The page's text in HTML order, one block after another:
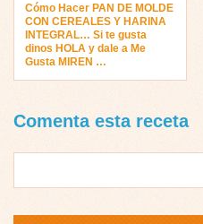
Cómo Hacer PAN DE MOLDE
CON CEREALES Y HARINA
INTEGRAL… Si te gusta
dinos HOLA y dale a Me
Gusta MIREN …
Comenta esta receta